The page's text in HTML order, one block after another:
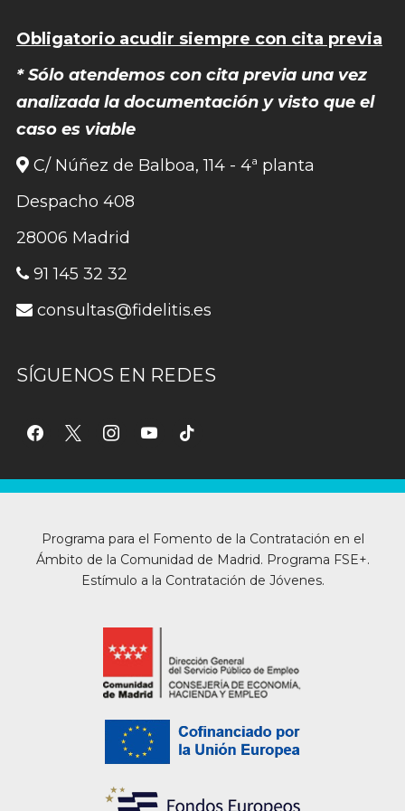
Obligatorio acudir siempre con cita previa
* Sólo atendemos con cita previa una vez
analizada la documentación y visto que el
caso es viable
C/ Núñez de Balboa, 114 - 4ª planta
Despacho 408
28006 Madrid
91 145 32 32
consultas@fidelitis.es
SÍGUENOS EN REDES
facebook
x instagramyoutubetiktok
Programa para el Fomento de la Contratación en el
Ámbito de la Comunidad de Madrid. Programa FSE+.
Estímulo a la Contratación de Jóvenes.